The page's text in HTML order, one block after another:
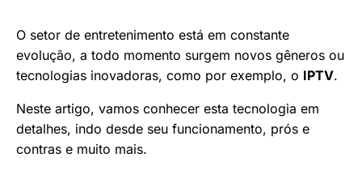
O setor de entretenimento está em constante
evolução, a todo momento surgem novos gêneros ou
tecnologias inovadoras, como por exemplo, o IPTV.
Neste artigo, vamos conhecer esta tecnologia em
detalhes, indo desde seu funcionamento, prós e
contras e muito mais.